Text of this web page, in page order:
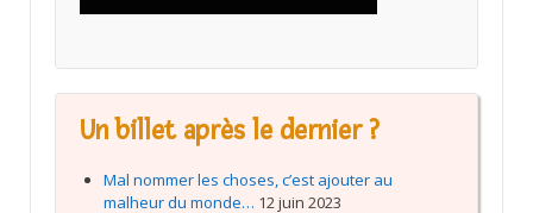
Un billet après le dernier ?
Mal nommer les choses, c’est ajouter au
malheur du monde… 12 juin 2023